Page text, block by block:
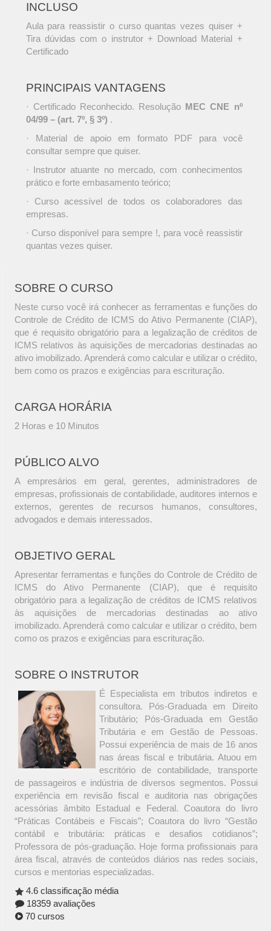
INCLUSO
Aula para reassistir o curso quantas vezes quiser +
Tira dúvidas com o instrutor + Download Material +
Certificado
PRINCIPAIS VANTAGENS
· Certificado Reconhecido. Resolução MEC CNE nº
04/99 – (art. 7º, § 3º) .
· Material de apoio em formato PDF para você
consultar sempre que quiser.
· Instrutor atuante no mercado, com conhecimentos
prático e forte embasamento teórico;
· Curso acessível de todos os colaboradores das
empresas.
· Curso disponível para sempre !, para você reassistir
quantas vezes quiser.
SOBRE O CURSO
Neste curso você irá conhecer as ferramentas e funções do
Controle de Crédito de ICMS do Ativo Permanente (CIAP),
que é requisito obrigatório para a legalização de créditos de
ICMS relativos às aquisições de mercadorias destinadas ao
ativo imobilizado. Aprenderá como calcular e utilizar o crédito,
bem como os prazos e exigências para escrituração.
CARGA HORÁRIA
2 Horas e 10 Minutos
PÚBLICO ALVO
A empresários em geral, gerentes, administradores de
empresas, profissionais de contabilidade, auditores internos e
externos, gerentes de recursos humanos, consultores,
advogados e demais interessados.
OBJETIVO GERAL
Apresentar ferramentas e funções do Controle de Crédito de
ICMS do Ativo Permanente (CIAP), que é requisito
obrigatório para a legalização de créditos de ICMS relativos
às aquisições de mercadorias destinadas ao ativo
imobilizado. Aprenderá como calcular e utilizar o crédito, bem
como os prazos e exigências para escrituração.
SOBRE O INSTRUTOR
É Especialista em tributos indiretos e
consultora. Pós-Graduada em Direito
Tributário; Pós-Graduada em Gestão
Tributária e em Gestão de Pessoas.
Possui experiência de mais de 16 anos
nas áreas fiscal e tributária. Atuou em
escritório de contabilidade, transporte
de passageiros e indústria de diversos segmentos. Possui
experiência em revisão fiscal e auditoria nas obrigações
acessórias âmbito Estadual e Federal. Coautora do livro
“Práticas Contábeis e Fiscais”; Coautora do livro “Gestão
contábil e tributária: práticas e desafios cotidianos”;
Professora de pós-graduação. Hoje forma profissionais para
área fiscal, através de conteúdos diários nas redes sociais,
cursos e mentorias especializadas.
4.6 classificação média
18359 avaliações
70 cursos